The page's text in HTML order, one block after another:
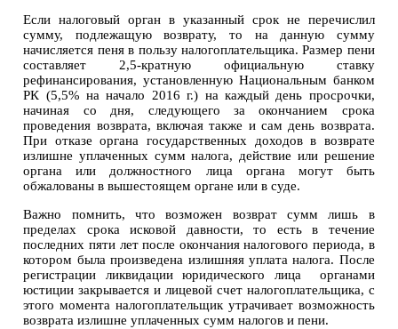
Если налоговый орган в указанный срок не перечислил
сумму, подлежащую возврату, то на данную сумму
начисляется пеня в пользу налогоплательщика. Размер пени
составляет 2,5-кратную официальную ставку
рефинансирования, установленную Национальным банком
РК (5,5% на начало 2016 г.) на каждый день просрочки,
начиная со дня, следующего за окончанием срока
проведения возврата, включая также и сам день возврата.
При отказе органа государственных доходов в возврате
излишне уплаченных сумм налога, действие или решение
органа или должностного лица органа могут быть
обжалованы в вышестоящем органе или в суде.
Важно помнить, что возможен возврат сумм лишь в
пределах срока исковой давности, то есть в течение
последних пяти лет после окончания налогового периода, в
котором была произведена излишняя уплата налога. После
регистрации ликвидации юридического лица органами
юстиции закрывается и лицевой счет налогоплательщика, с
этого момента налогоплательщик утрачивает возможность
возврата излишне уплаченных сумм налогов и пени.